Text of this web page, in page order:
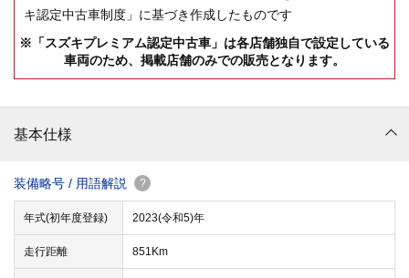
キ認定中古車制度」に基づき作成したものです
※「スズキプレミアム認定中古車」は各店舗独自で設定している
車両のため、掲載店舗のみでの販売となります。
基本仕様
装備略号 / 用語解説 ?
年式(初年度登録) 2023(令和5)年
走行距離 851Km